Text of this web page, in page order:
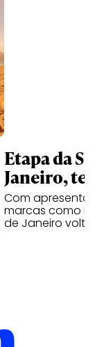
Etapa da
Janeiro,
Com
marcas como
de Janeiro